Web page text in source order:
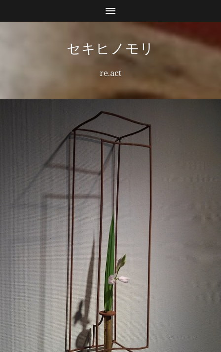
セキヒノモリ
re.act